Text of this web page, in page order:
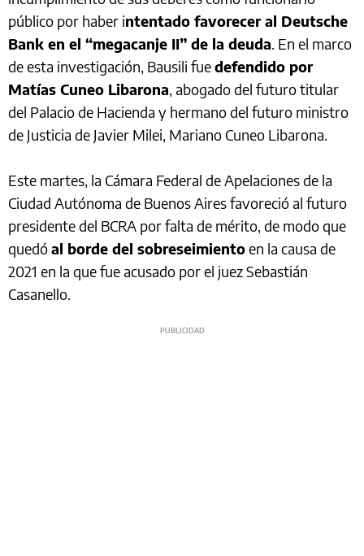
público por haber intentado favorecer al Deutsche
Bank en el “megacanje II” de la deuda. En el marco
de esta investigación, Bausili fuedefendido por
Matías Cuneo Libarona, abogado del futuro titular
del Palacio de Hacienda y hermano del futuro ministro
de Justicia de Javier Milei, Mariano Cuneo Libarona.
Este martes, la Cámara Federal de Apelaciones de la
Ciudad Autónoma de Buenos Aires favoreció al futuro
presidente del BCRA por falta de mérito, de modo que
quedóal borde del sobreseimientoen la causa de
2021 en la que fue acusado por el juez Sebastián
Casanello.